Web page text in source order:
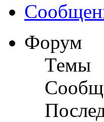
Форум
Темы